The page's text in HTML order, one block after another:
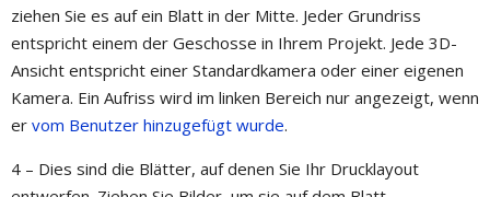
ziehen Sie es auf ein Blatt in der Mitte. Jeder Grundriss
entspricht einem der Geschosse in Ihrem Projekt. Jede 3D-
Ansicht entspricht einer Standardkamera oder einer eigenen
Kamera. Ein Aufriss wird im linken Bereich nur angezeigt, wenn
er vom Benutzer hinzugefügt wurde.
4 – Dies sind die Blätter, auf denen Sie Ihr Drucklayout